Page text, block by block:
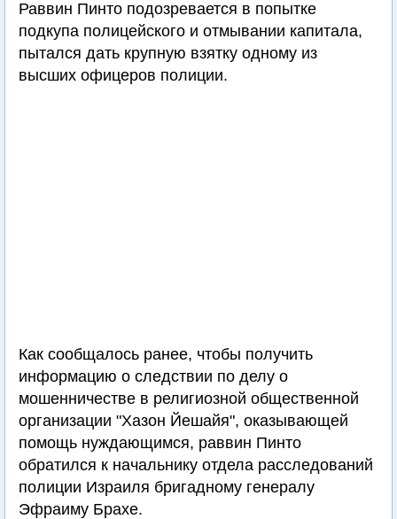
Раввин Пинто подозревается в попытке
подкупа полицейского и отмывании капитала,
пытался дать крупную взятку одному из
высших офицеров полиции.
Как сообщалось ранее, чтобы получить
информацию о следствии по делу о
мошенничестве в религиозной общественной
организации "Хазон Йешайя", оказывающей
помощь нуждающимся, раввин Пинто
обратился к начальнику отдела расследований
полиции Израиля бригадному генералу
Эфраиму Брахе.